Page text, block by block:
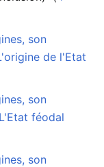
son
de l'Etat
son
féodal
son